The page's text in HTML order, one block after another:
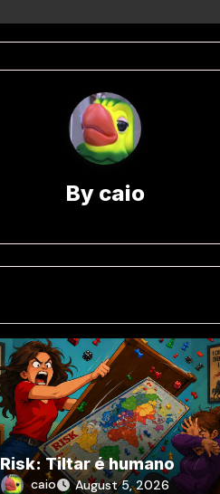
By caio
Risk: Tiltar é humano
caio August 5, 2026